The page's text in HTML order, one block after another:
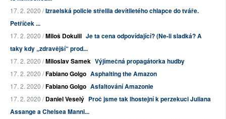
17. 2. 2020 /Izraelská policie střelila devítiletého chlapce do tváře.
Petříček ...
17. 2. 2020 /Miloš Dokulil Je ta cena odpovídající? (Ne-li sladká? A
taky kdy „zdravější“ prod...
17. 2. 2020 /Miloslav Samek Výjímečná propagátorka hudby
17. 2. 2020 /Fabiano Golgo Asphalting the Amazon
17. 2. 2020 /Fabiano Golgo Asfaltování Amazonie
17. 2. 2020 /Daniel Veselý Proč jsme tak lhostejní k perzekuci Juliana
Assange a Chelsea Manni...